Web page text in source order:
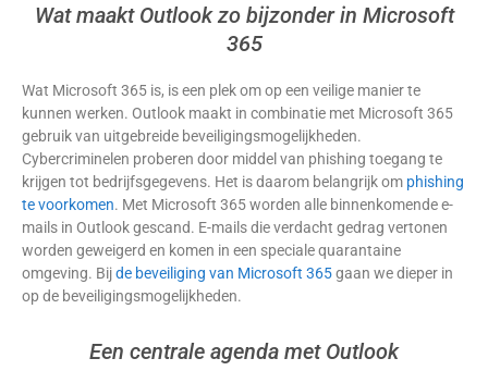
Wat maakt Outlook zo bijzonder in Microsoft
365
Wat Microsoft 365 is, is een plek om op een veilige manier te
kunnen werken. Outlook maakt in combinatie met Microsoft 365
gebruik van uitgebreide beveiligingsmogelijkheden.
Cybercriminelen proberen door middel van phishing toegang te
krijgen tot bedrijfsgegevens. Het is daarom belangrijk om phishing
te voorkomen. Met Microsoft 365 worden alle binnenkomende e-
mails in Outlook gescand. E-mails die verdacht gedrag vertonen
worden geweigerd en komen in een speciale quarantaine
omgeving. Bijde beveiliging van Microsoft 365gaan we dieper in
op de beveiligingsmogelijkheden.
Een centrale agenda met Outlook